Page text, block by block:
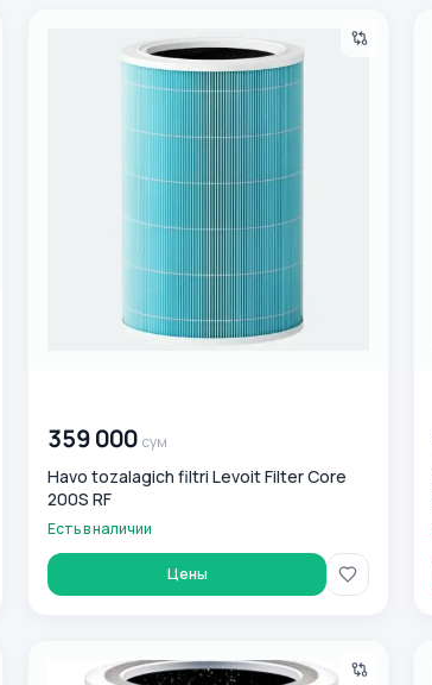
359 000 сум
Havo tozalagich filtri Levoit Filter Core
200S RF
Есть в наличии
Цены
126 m2 gacha!
Havo tozalagich filtri Levoit Filter Core 400S RF